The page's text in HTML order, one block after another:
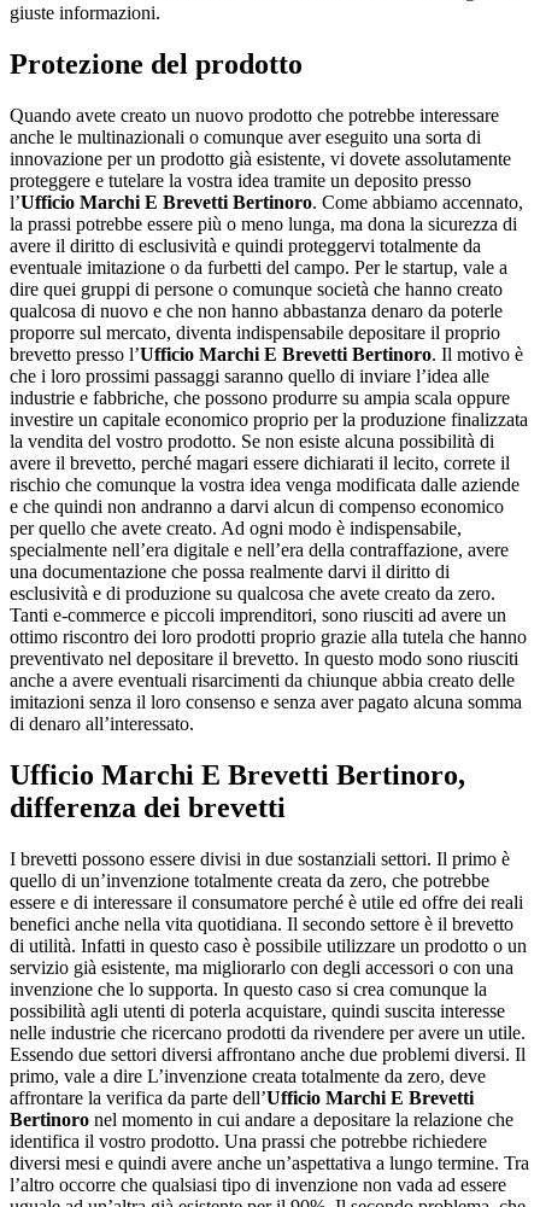
giuste informazioni.
Protezione del prodotto
Quando avete creato un nuovo prodotto che potrebbe interessare
anche le multinazionali o comunque aver eseguito una sorta di
innovazione per un prodotto già esistente, vi dovete assolutamente
proteggere e tutelare la vostra idea tramite un deposito presso
l’Ufficio Marchi E Brevetti Bertinoro. Come abbiamo accennato,
la prassi potrebbe essere più o meno lunga, ma dona la sicurezza di
avere il diritto di esclusività e quindi proteggervi totalmente da
eventuale imitazione o da furbetti del campo. Per le startup, vale a
dire quei gruppi di persone o comunque società che hanno creato
qualcosa di nuovo e che non hanno abbastanza denaro da poterle
proporre sul mercato, diventa indispensabile depositare il proprio
brevetto presso l’Ufficio Marchi E Brevetti Bertinoro. Il motivo è
che i loro prossimi passaggi saranno quello di inviare l’idea alle
industrie e fabbriche, che possono produrre su ampia scala oppure
investire un capitale economico proprio per la produzione finalizzata
la vendita del vostro prodotto. Se non esiste alcuna possibilità di
avere il brevetto, perché magari essere dichiarati il lecito, correte il
rischio che comunque la vostra idea venga modificata dalle aziende
e che quindi non andranno a darvi alcun di compenso economico
per quello che avete creato. Ad ogni modo è indispensabile,
specialmente nell’era digitale e nell’era della contraffazione, avere
una documentazione che possa realmente darvi il diritto di
esclusività e di produzione su qualcosa che avete creato da zero.
Tanti e-commerce e piccoli imprenditori, sono riusciti ad avere un
ottimo riscontro dei loro prodotti proprio grazie alla tutela che hanno
preventivato nel depositare il brevetto. In questo modo sono riusciti
anche a avere eventuali risarcimenti da chiunque abbia creato delle
imitazioni senza il loro consenso e senza aver pagato alcuna somma
di denaro all’interessato.
Ufficio Marchi E Brevetti Bertinoro,
differenza dei brevetti
I brevetti possono essere divisi in due sostanziali settori. Il primo è
quello di un’invenzione totalmente creata da zero, che potrebbe
essere e di interessare il consumatore perché è utile ed offre dei reali
benefici anche nella vita quotidiana. Il secondo settore è il brevetto
di utilità. Infatti in questo caso è possibile utilizzare un prodotto o un
servizio già esistente, ma migliorarlo con degli accessori o con una
invenzione che lo supporta. In questo caso si crea comunque la
possibilità agli utenti di poterla acquistare, quindi suscita interesse
nelle industrie che ricercano prodotti da rivendere per avere un utile.
Essendo due settori diversi affrontano anche due problemi diversi. Il
primo, vale a dire L’invenzione creata totalmente da zero, deve
affrontare la verifica da parte dell’Ufficio Marchi E Brevetti
Bertinoro nel momento in cui andare a depositare la relazione che
identifica il vostro prodotto. Una prassi che potrebbe richiedere
diversi mesi e quindi avere anche un’aspettativa a lungo termine. Tra
l’altro occorre che qualsiasi tipo di invenzione non vada ad essere